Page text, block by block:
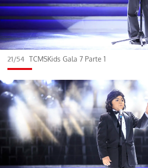
21/54 TCMSKids Gala 7 Parte 1